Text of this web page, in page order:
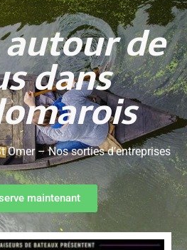
de
dans
Omer – Nos sorties d’entreprises
maintenant